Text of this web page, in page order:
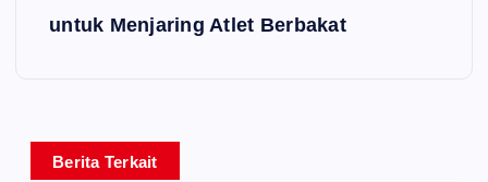
untuk Menjaring Atlet Berbakat
Berita Terkait